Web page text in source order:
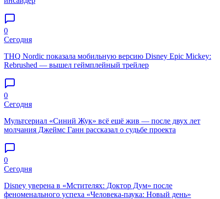
0
Сегодня
THQ Nordic показала мобильную версию Disney Epic Mickey:
Rebrushed — вышел геймплейный трейлер
0
Сегодня
Мультсериал «Синий Жук» всё ещё жив — после двух лет
молчания Джеймс Ганн рассказал о судьбе проекта
0
Сегодня
Disney уверена в «Мстителях: Доктор Дум» после
феноменального успеха «Человека-паука: Новый день»